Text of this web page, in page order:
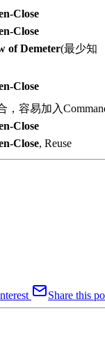
Close
Close
of Demeter(最少知
Close
，容易加入
Close
Close, Reuse
Share this